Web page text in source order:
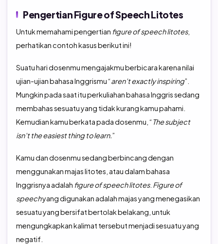
Pengertian Figure of Speech Litotes
Untuk memahami pengertian figure of speech litotes,
perhatikan contoh kasus berikut ini!
Suatu hari dosenmu mengajakmu berbicara karena nilai
ujian-ujian bahasa Inggrismu “aren’t exactly inspiring”.
Mungkin pada saat itu perkuliahan bahasa Inggris sedang
membahas sesuatu yang tidak kurang kamu pahami.
Kemudian kamu berkata pada dosenmu, “The subject
isn’t the easiest thing to learn. ”
Kamu dan dosenmu sedang berbincang dengan
menggunakan majas litotes, atau dalam bahasa
Inggrisnya adalah figure of speech litotes. Figure of
speechyang digunakan adalah majas yang menegasikan
sesuatu yang bersifat bertolak belakang, untuk
mengungkapkan kalimat tersebut menjadi sesuatu yang
negatif.